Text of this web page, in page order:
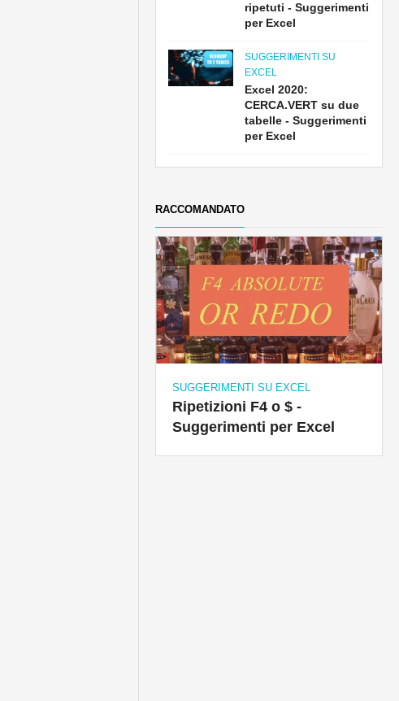
ripetuti - Suggerimenti
per Excel
SUGGERIMENTI SU
EXCEL
Excel 2020:
CERCA.VERT su due
tabelle - Suggerimenti
per Excel
RACCOMANDATO
SUGGERIMENTI SU EXCEL
Ripetizioni F4 o $ -
Suggerimenti per Excel